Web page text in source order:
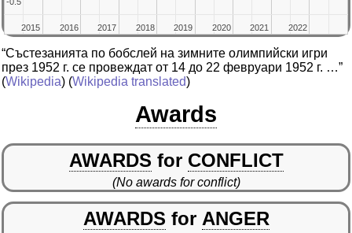
2015
2015 2016
2016 2017
2017 2018
2018 2019
2019 2020
2020 2021
2021 2022
2022
“Състезанията по бобслей на зимните олимпийски игри
през 1952 г. се провеждат от 14 до 22 февруари 1952 г. …”
(Wikipedia) (Wikipedia translated)
Awards
AWARDS for CONFLICT
(No awards for conflict)
AWARDS for ANGER